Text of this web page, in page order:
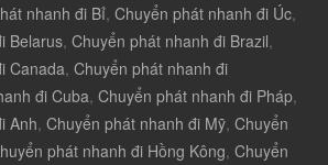
nhanh đi Bỉ, Chuyển phát nhanh đi Úc,
Belarus, Chuyển phát nhanh đi Brazil,
Canada, Chuyển phát nhanh đi
đi Cuba, Chuyển phát nhanh đi Pháp,
Anh, Chuyển phát nhanh đi Mỹ, Chuyển
phát nhanh đi Hồng Kông, Chuyển